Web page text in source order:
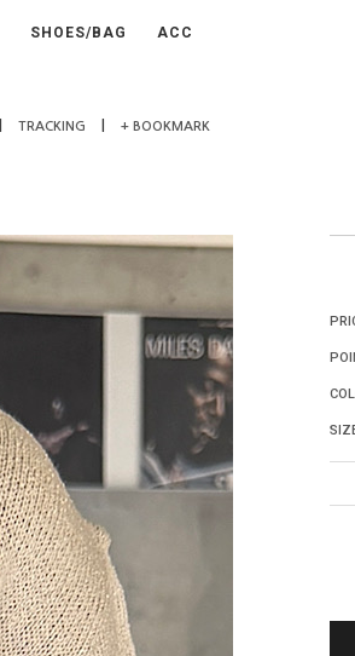
SHOES/BAG ACC
TRACKING + BOOKMARK